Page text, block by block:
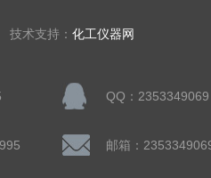
技术支持： 化工仪器网
QQ：2353349069
邮箱：